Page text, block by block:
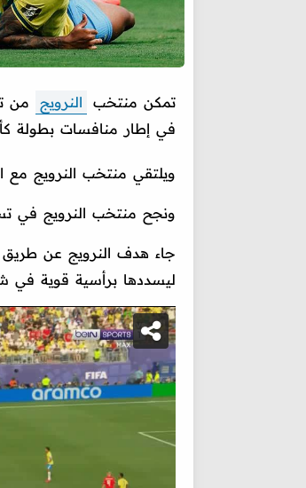
تمكن منتخب النرويج
من
في إطار منافسات بطولة
ويلتقي منتخب النرويج مع البرازيل في
ونجح منتخب النرويج في
جاء هدف النرويج عن طريق
ليسددها برأسية قوية في